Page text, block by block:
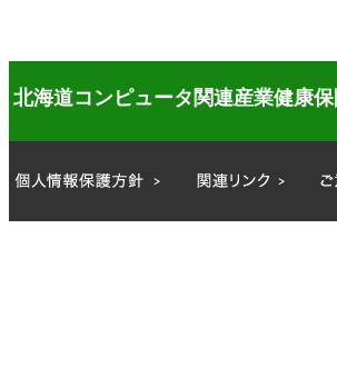
北海道コンピュータ関連産業健康